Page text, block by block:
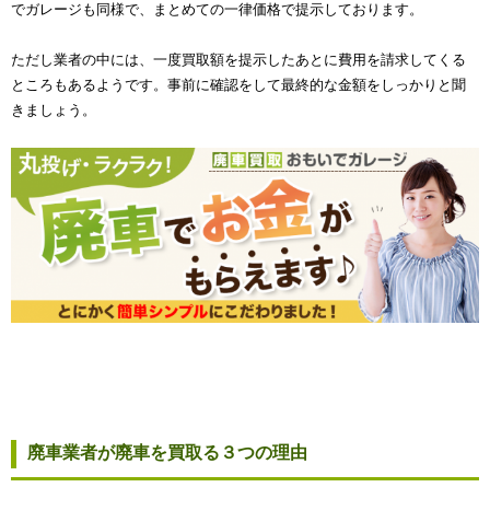
でガレージも同様で、まとめての一律価格で提示しております。
ただし業者の中には、一度買取額を提示したあとに費用を請求してくる
ところもあるようです。事前に確認をして最終的な金額をしっかりと聞
きましょう。
廃車業者が廃車を買取る３つの理由